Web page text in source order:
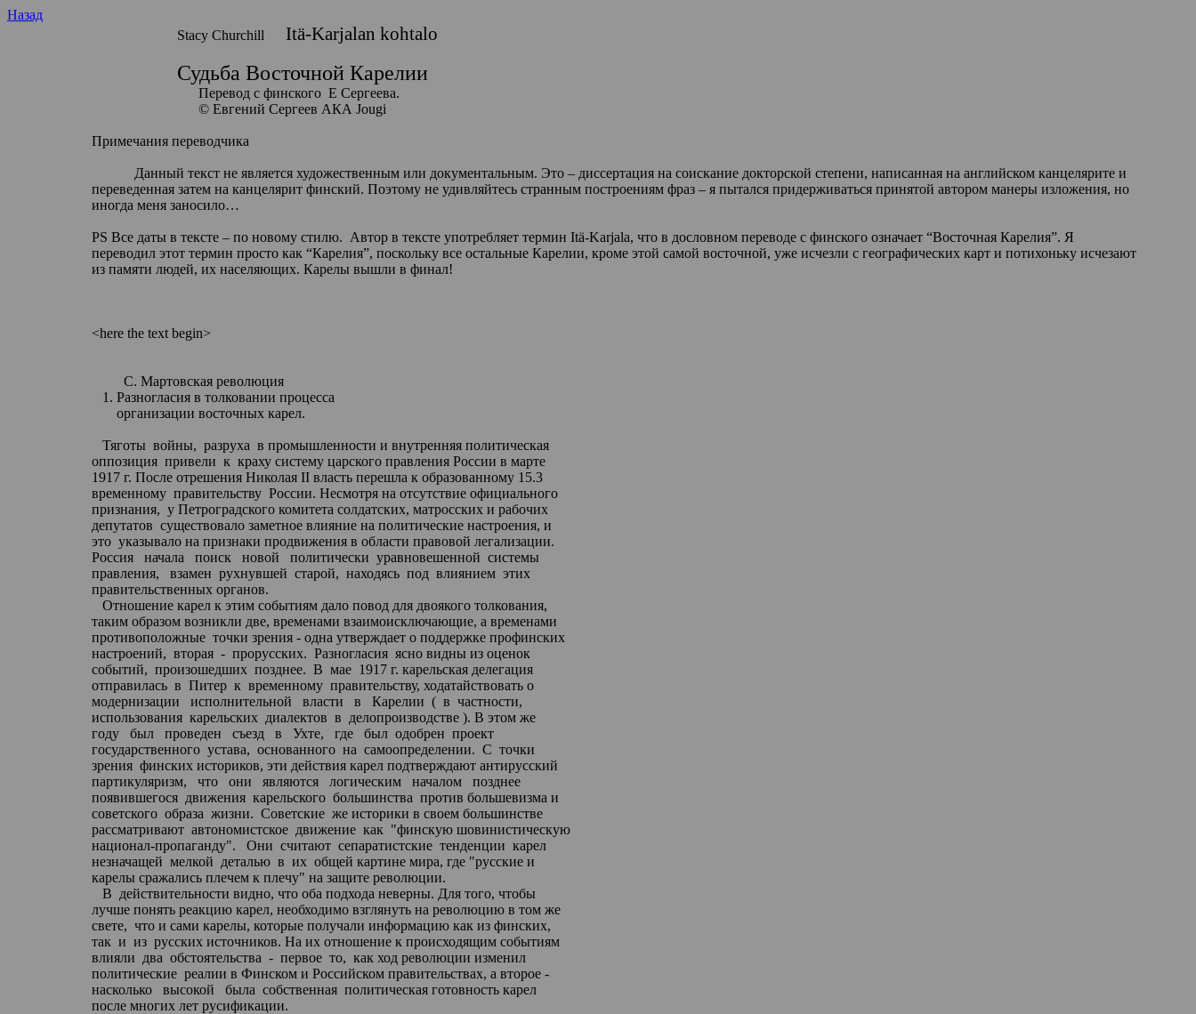
Назад
Stacy Churchill Itä-Karjalan kohtalo
Судьба Восточной Карелии
Перевод с финского Е Сергеева.
© Евгений Сергеев АКА Jougi
Примечания переводчика
Данный текст не является художественным или документальным. Это – диссертация на соискание докторской степени, написанная на английском канцеляритеи
переведенная затем на канцеляритфинский. Поэтому не удивляйтесь странным построениям фраз – я пытался придерживаться принятой автором манеры изложения, но
иногда меня заносило…
PS Все даты в тексте – по новому стилю. Автор в тексте употребляет термин Itä-Karjala, что в дословном переводе с финскогоозначает “Восточная Карелия”. Я
переводил этот термин просто как “Карелия”, поскольку все остальные Карелии, кроме этой самой восточной, уже исчезли с географических карт и потихоньку исчезают
из памяти людей, их населяющих. Карелы вышли в финал!
<herethe text begin>
С. Мартовская революция
1. Разногласия в толковании процесса
организации восточных карел.
Тяготы войны, разруха в промышленности и внутренняя политическая
оппозиция привели к краху систему царского правления России в марте
1917 г. После отрешения Николая II власть перешла к образованному 15.3
временному правительству России. Несмотря на отсутствие официального
признания, у Петроградскогокомитета солдатских, матросских и рабочих
депутатов существовало заметное влияние на политические настроения, и
это указывало на признаки продвижения в области правовой легализации.
Россия
начала поиск новой политически уравновешенной системы
правления,
взамен рухнувшей старой, находясь под влиянием этих
правительственных органов.
Отношение карел к этим событиям дало повод для двоякого толкования,
таким образомвозникли две, временами взаимоисключающие, а временами
противоположные точки зрения - одна утверждает о поддержке профинских
настроений, вторая - прорусских. Разногласия ясно видны из оценок
событий, произошедших позднее. В мае 1917 г. карельская делегация
отправилась в Питер к временному правительству, ходатайствовать о
модернизации
исполнительной власти в Карелии ( в частности,
использования карельских диалектов в делопроизводстве). В этом же
году
был проведен съезд в Ухте, где был одобрен проект
государственного устава, основанного на самоопределении. С точки
зрения финских историков, эти действия карел подтверждают антирусский
партикуляризм,
что они являются логическим началом
позднее
появившегося движения карельского большинства против большевизма и
советского образа жизни. Советские же историки в своем большинстве
рассматривают автономистское движение как "финскуюшовинистическую
национал-пропаганду". Они считают сепаратистские тенденции карел
незначащей мелкой деталью в их общей картине мира, где "русские и
карелы сражались плечемк плечу" на защите революции.
В действительности видно, что оба подхода неверны. Для того, чтобы
лучше понять реакцию карел, необходимо взглянуть на революцию в том же
свете, что и сами карелы, которые получали информацию как из финских,
так и из русских источников. На их отношение к происходящим событиям
влияли два обстоятельства - первое то, как ход революции изменил
политические реалии в Финском и Российском правительствах, а второе -
насколько
высокой была собственная политическая готовность карел
после многих лет русификации.